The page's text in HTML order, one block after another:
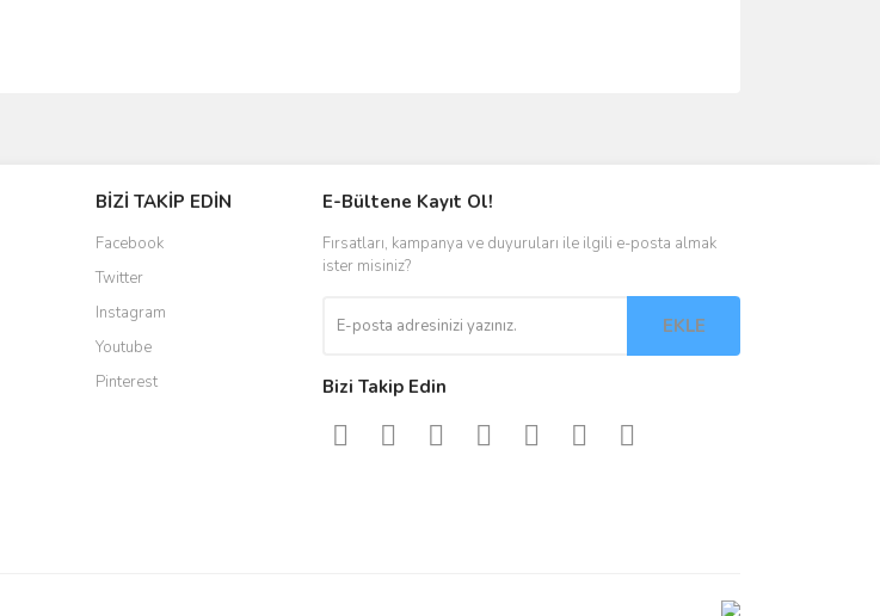
BİZİ TAKİP EDİN
Facebook
Twitter
Instagram
Youtube
Pinterest
E-Bültene Kayıt Ol!
Fırsatları, kampanya ve duyuruları ile ilgili e-posta almak
ister misiniz?
EKLE
Bizi Takip Edin